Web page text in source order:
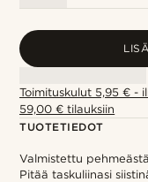
Toimituskulut 5,95 € -
59,00 € tilauksiin
TUOTETIEDOT
Valmistettu
Pitää taskuliinasi